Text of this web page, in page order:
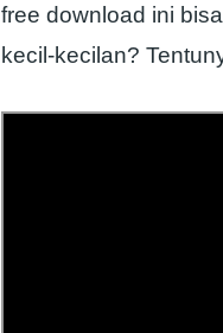
free download ini
kecil-kecilan?